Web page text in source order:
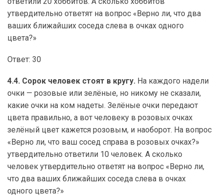
утвердительно ответят на вопрос «Верно ли, что два
ваших ближайших соседа слева в очках одного
цвета?»
Ответ: 30
4.4. Сорок человек стоят в кругу. На каждого надели
очки — розовые или зелёные, но никому не сказали,
какие очки на ком надеты. Зелёные очки передают
цвета правильно, а вот человеку в розовых очках
зелёный цвет кажется розовым, и наоборот. На вопрос
«Верно ли, что ваш сосед справа в розовых очках?»
утвердительно ответили 10 человек. А сколько
человек утвердительно ответят на вопрос «Верно ли,
что два ваших ближайших соседа слева в очках
одного цвета?»